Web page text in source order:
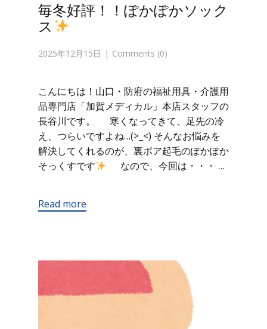
毎冬好評！！ぽかぽかソック
ス
2025年12月15日 Comments (0)
こんにちは！山口・防府の福祉用具・介護用
品専門店「加賀メディカル」本店スタッフの
長谷川です。 寒くなってきて、足先の冷
え、つらいですよね…(>_<) そんなお悩みを
解決してくれるのが、裏ボア起毛のぽかぽか
そっくすです
なので、今回は・・・ …
Read more